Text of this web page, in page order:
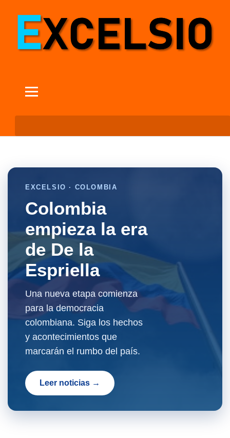
EXCELSIO · COLOMBIA
Colombia
empieza la era
de De la
Espriella
Una nueva etapa comienza
para la democracia
colombiana. Siga los hechos
y acontecimientos que
marcarán el rumbo del país.
Leer noticias →